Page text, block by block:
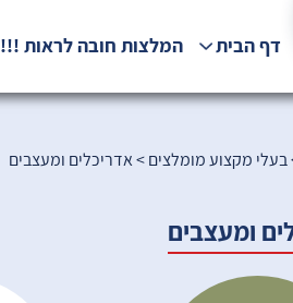
דף הבית המלצות חובה לראות !!!
בעלי מקצוע מומלצים>אדריכלים ומעצבים
ומעצבים